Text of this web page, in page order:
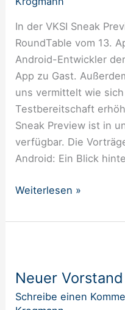
In der VKSI Sneak
RoundTable vom 13.
Android-Entwickler
App zu Gast.
uns vermittelt wie
Testbereitschaft
Sneak Preview ist in
verfügbar. Die
Android: Ein Blick
Test-
&
Impfbereitschaft
Weiterlesen »
Neuer Vorstand
Schreibe einen